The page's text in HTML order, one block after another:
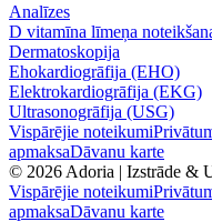
Analīzes
D vitamīna līmeņa
Dermatoskopija
Ehokardiogrāfija (EHO)
Elektrokardiogrāfija (EKG)
Ultrasonogrāfija (USG)
Vispārējie noteikumi
apmaksaDāvanu karte
© 2026 Adoria | Izstrāde &
Vispārējie noteikumi
apmaksaDāvanu karte